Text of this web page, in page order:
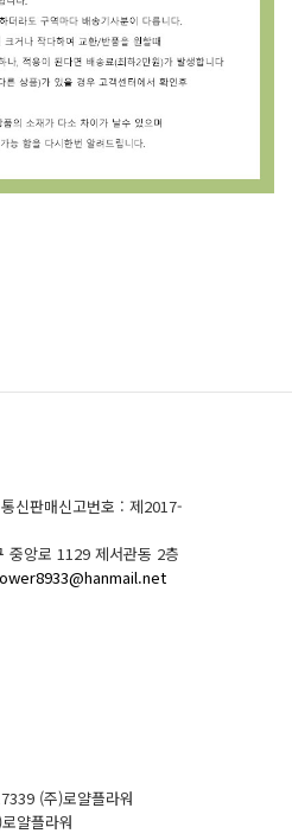
통신판매신고번호 : 제2017-
중앙로 1129 제서관동 2층
(주)로얄플라워
얄플라워